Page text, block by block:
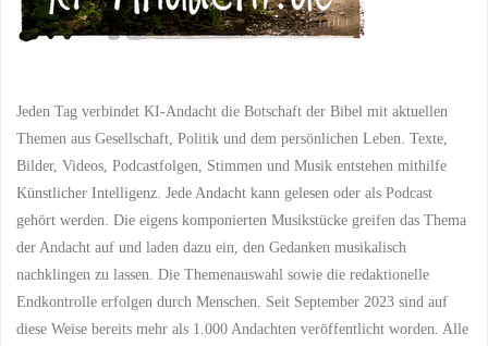
Jeden Tag verbindet KI-Andacht die Botschaft der Bibel mit aktuellen
Themen aus Gesellschaft, Politik und dem persönlichen Leben. Texte,
Bilder, Videos, Podcastfolgen, Stimmen und Musik entstehen mithilfe
Künstlicher Intelligenz. Jede Andacht kann gelesen oder als Podcast
gehört werden. Die eigens komponierten Musikstücke greifen das Thema
der Andacht auf und laden dazu ein, den Gedanken musikalisch
nachklingen zu lassen. Die Themenauswahl sowie die redaktionelle
Endkontrolle erfolgen durch Menschen. Seit September 2023 sind auf
diese Weise bereits mehr als 1.000 Andachten veröffentlicht worden. Alle